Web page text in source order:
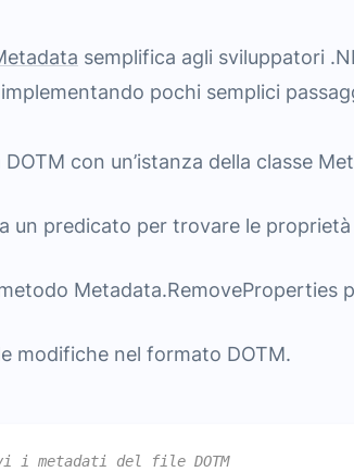
semplifica agli sviluppatori
pochi semplici
DOTM con un’istanza della classe
un predicato per trovare le
Metadata.RemoveProperties
modifiche nel formato DOTM.
i metadati del file DOTM